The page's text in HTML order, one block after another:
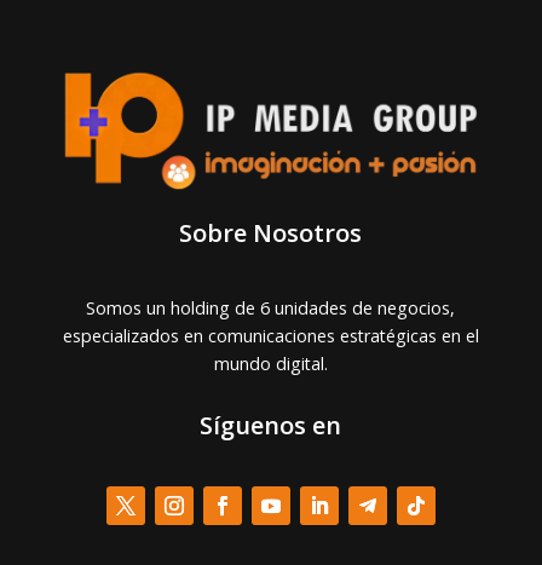
Sobre Nosotros
Somos un holding de 6 unidades de negocios,
especializados en comunicaciones estratégicas en el
mundo digital.
Síguenos en